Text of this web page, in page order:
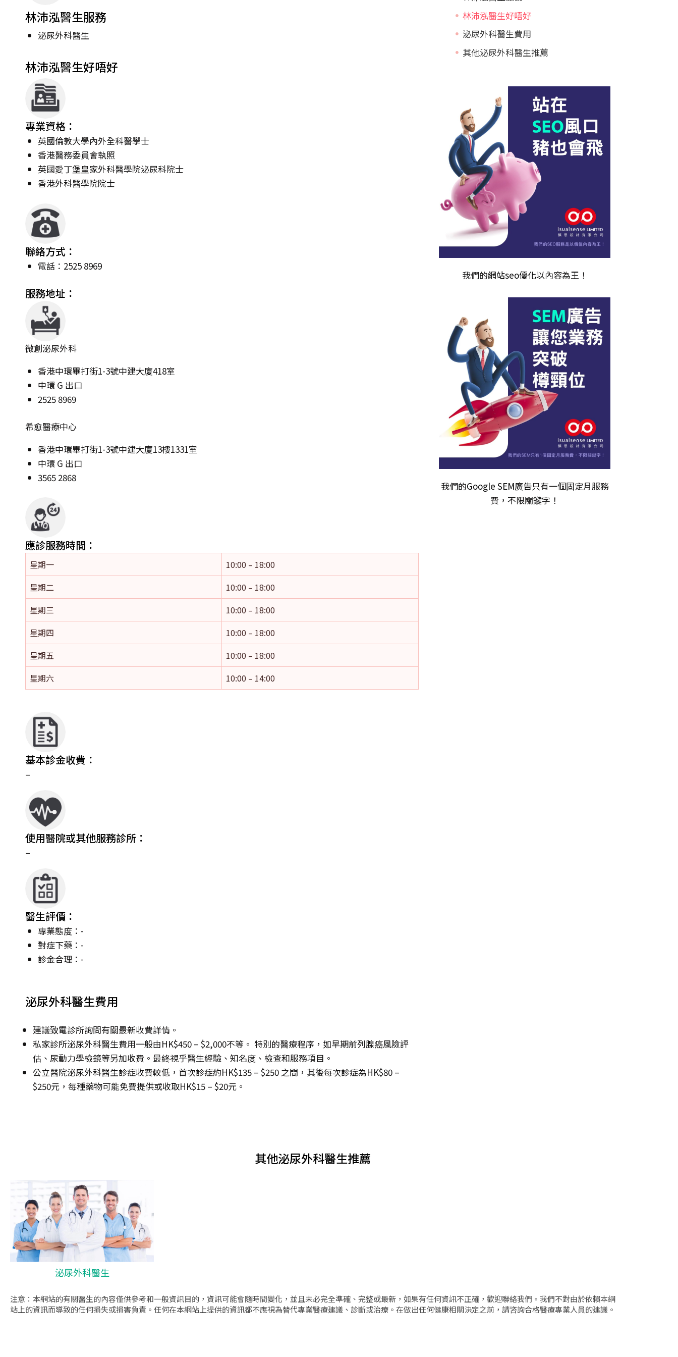
林沛泓醫生服務
泌尿外科醫生
林沛泓醫生好唔好
專業資格：
英國倫敦大學內外全科醫學士
香港醫務委員會執照
英國愛丁堡皇家外科醫學院泌尿科院士
香港外科醫學院院士
聯絡方式：
電話：2525 8969
服務地址：
微創泌尿外科
香港中環畢打街1-3號中建大廈418室
中環 G 出口
2525 8969
希愈醫療中心
香港中環畢打街1-3號中建大廈13樓1331室
中環 G 出口
3565 2868
應診服務時間：
星期一
10:00 – 18:00
星期二
10:00 – 18:00
星期三
10:00 – 18:00
星期四
10:00 – 18:00
星期五
10:00 – 18:00
星期六
10:00 – 14:00
基本診金收費：
–
使用醫院或其他服務診所：
–
醫生評價：
專業態度：-
對症下藥：-
診金合理：-
泌尿外科醫生費用
建議致電診所詢問有關最新收費詳情。
私家診所泌尿外科醫生費用一般由HK$450 – $2,000不等。 特別的醫療程序，如早期前列腺癌風險評
估、尿動力學檢鏡等另加收費。最終視乎醫生經驗、知名度、檢查和服務項目。
公立醫院泌尿外科醫生診症收費較低，首次診症約HK$135 – $250 之間，其後每次診症為HK$80 –
$250元，每種藥物可能免費提供或收取HK$15 – $20元。
林沛泓醫生好唔好
泌尿外科醫生費用
其他泌尿外科醫生推薦
我們的網站seo優化以內容為王！
我們的Google SEM廣告只有一個固定月服務
費，不限關𨫡字！
其他泌尿外科醫生推薦
泌尿外科醫生
注意：本網站的有關醫生的內容僅供參考和一般資訊目的，資訊可能會隨時間變化，並且未必完全準確、完整或最新，如果有任何資訊不正確，歡迎聯絡我們。我們不對由於依賴本網
站上的資訊而導致的任何損失或損害負責。任何在本網站上提供的資訊都不應視為替代專業醫療建議、診斷或治療。在做出任何健康相關決定之前，請咨詢合格醫療專業人員的建議。